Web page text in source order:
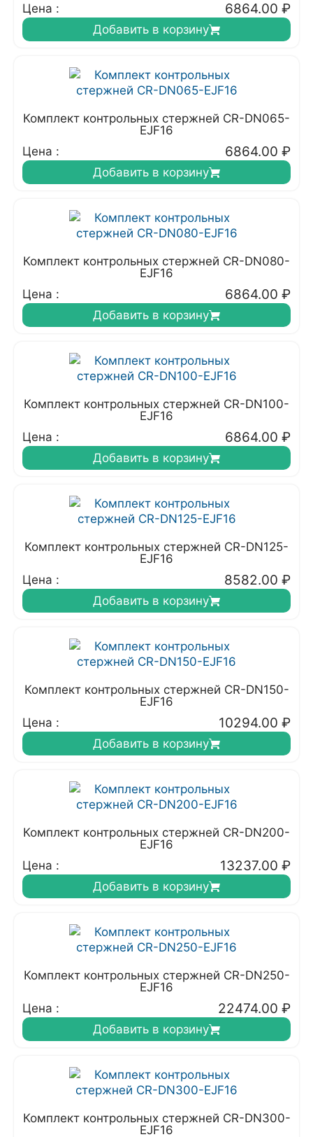
Цена :
6864.00 ₽
Добавить в корзину
Комплект контрольных стержней CR-DN065-
EJF16
Цена :
6864.00 ₽
Добавить в корзину
Комплект контрольных стержней CR-DN080-
EJF16
Цена :
6864.00 ₽
Добавить в корзину
Комплект контрольных стержней CR-DN100-
EJF16
Цена :
6864.00 ₽
Добавить в корзину
Комплект контрольных стержней CR-DN125-
EJF16
Цена :
8582.00 ₽
Добавить в корзину
Комплект контрольных стержней CR-DN150-
EJF16
Цена :
10294.00 ₽
Добавить в корзину
Комплект контрольных стержней CR-DN200-
EJF16
Цена :
13237.00 ₽
Добавить в корзину
Комплект контрольных стержней CR-DN250-
EJF16
Цена :
22474.00 ₽
Добавить в корзину
Комплект контрольных стержней CR-DN300-
EJF16